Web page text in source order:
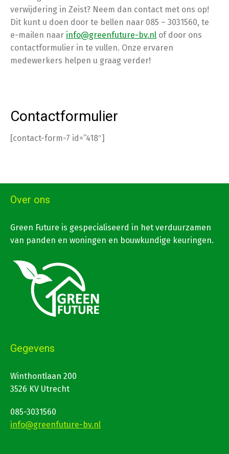
verwijdering in Zeist? Neem dan contact met ons op!
Dit kunt u doen door te bellen naar 085 – 3031560, te
e-mailen naar info@greenfuture-bv.nl of door ons
contactformulier in te vullen. Onze ervaren
medewerkers helpen u graag verder!
Contactformulier
[contact-form-7 id=”418″]
Over ons
Green Future is gespecialiseerd in het verduurzamen
van panden en woningen en bouwkundige keuringen.
Gegevens
Winthontlaan 200
3526 KV Utrecht
085-3031560
info@greenfuture-bv.nl